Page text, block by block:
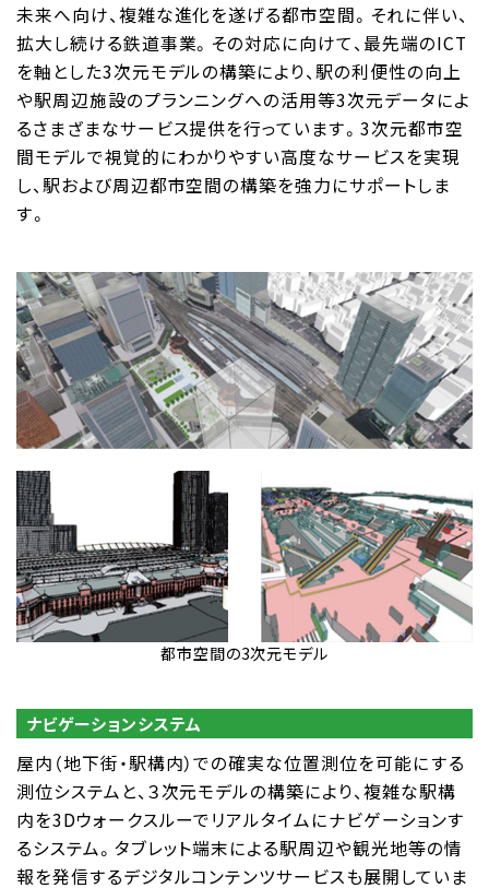
未来へ向け、複雑な進化を遂げる都市空間。それに伴い、
拡大し続ける鉄道事業。その対応に向けて、最先端のICT
を軸とした3次元モデルの構築により、駅の利便性の向上
や駅周辺施設のプランニングへの活用等3次元データによ
るさまざまなサービス提供を行っています。3次元都市空
間モデルで視覚的にわかりやすい高度なサービスを実現
し、駅および周辺都市空間の構築を強力にサポートしま
す。
都市空間の3次元モデル
ナビゲーションシステム
屋内（地下街・駅構内）での確実な位置測位を可能にする
測位システムと、３次元モデルの構築により、複雑な駅構
内を3Dウォークスルーでリアルタイムにナビゲーションす
るシステム。タブレット端末による駅周辺や観光地等の情
報を発信するデジタルコンテンツサービスも展開していま